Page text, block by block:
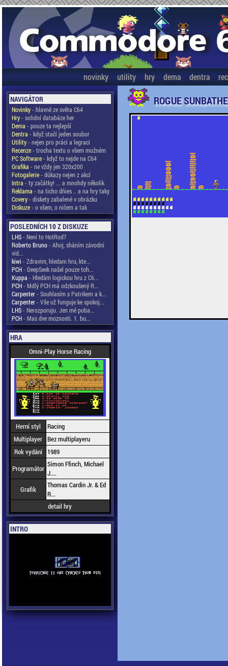
novinky utility hry dema dentra
NAVIGÁTOR
Novinky- hlavně ze světa C64
Hry- solidní databáze her
Dema - pouze ta nejlepší
Dentra - když stačí jeden soubor
Utility- nejen pro práci a legraci
Recenze- trocha textu o všem možném
PC Software- když to nejde na C64
Grafika - ne vždy jen 320x200
Fotogalerie- důkazy nejen z akcí
Intra - ty začátky! ... a mnohdy několik
Reklama - na ticho dňies .. a na hry taky
Covery- diskety zabalené v obrázku
Diskuze- o všem, o ničem a tak
POSLEDNÍCH 10 Z DISKUZE
LHS- Není to HotRod?
Roberto Bruno- Ahoj, sháním závodní
vid...
kiwi - Zdravim, hledam hru, kte...
PCH- DeepSeek našel pouze toh...
Kuppa - Hledám logickou hru z C6...
PCH- Mdlý PCH má odzkoušený R...
Carpenter- Souhlasím s Patrikem a k...
Carpenter- Vše už funguje ke spokoj...
LHS- Nerozporuju. Jen mě poba...
PCH- Mas dve moznosti. 1. bu...
HRA
Omni-Play Horse Racing
Herní styl
Racing
Multiplayer Bez multiplayeru
Rok vydání
1989
Programátor Simon Ffinch, Michael
J....
Grafik
Thomas Cardin Jr. & Ed
R...
detail hry
INTRO
ROGUE